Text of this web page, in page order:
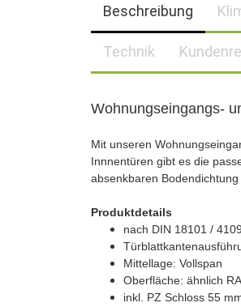
Beschreibung
Technik
Wohnungseingangs-
Mit unseren
Innnentüren gibt es die
absenkbaren
Produktdetails
nach DIN 18101 / 4109
Mittellage: Vollspan
Oberfläche: ähnlich
inkl. PZ Schloss 55